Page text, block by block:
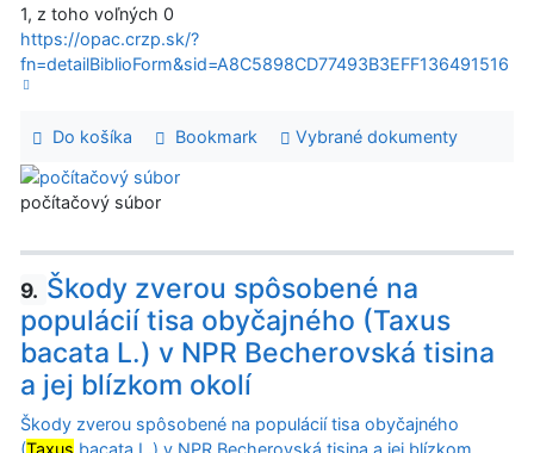
1, z toho voľných 0
https://opac.crzp.sk/?
fn=detailBiblioForm&sid=A8C5898CD77493B3EFF136491516
Do košíka Bookmark Vybrané dokumenty
počítačový súbor
9. Škody zverou spôsobené na
populácií tisa obyčajného (Taxus
bacata L.) v NPR Becherovská tisina
a jej blízkom okolí
Škody zverou spôsobené na populácií tisa obyčajného
(Taxus bacata L.) v NPR Becherovská tisina a jej blízkom